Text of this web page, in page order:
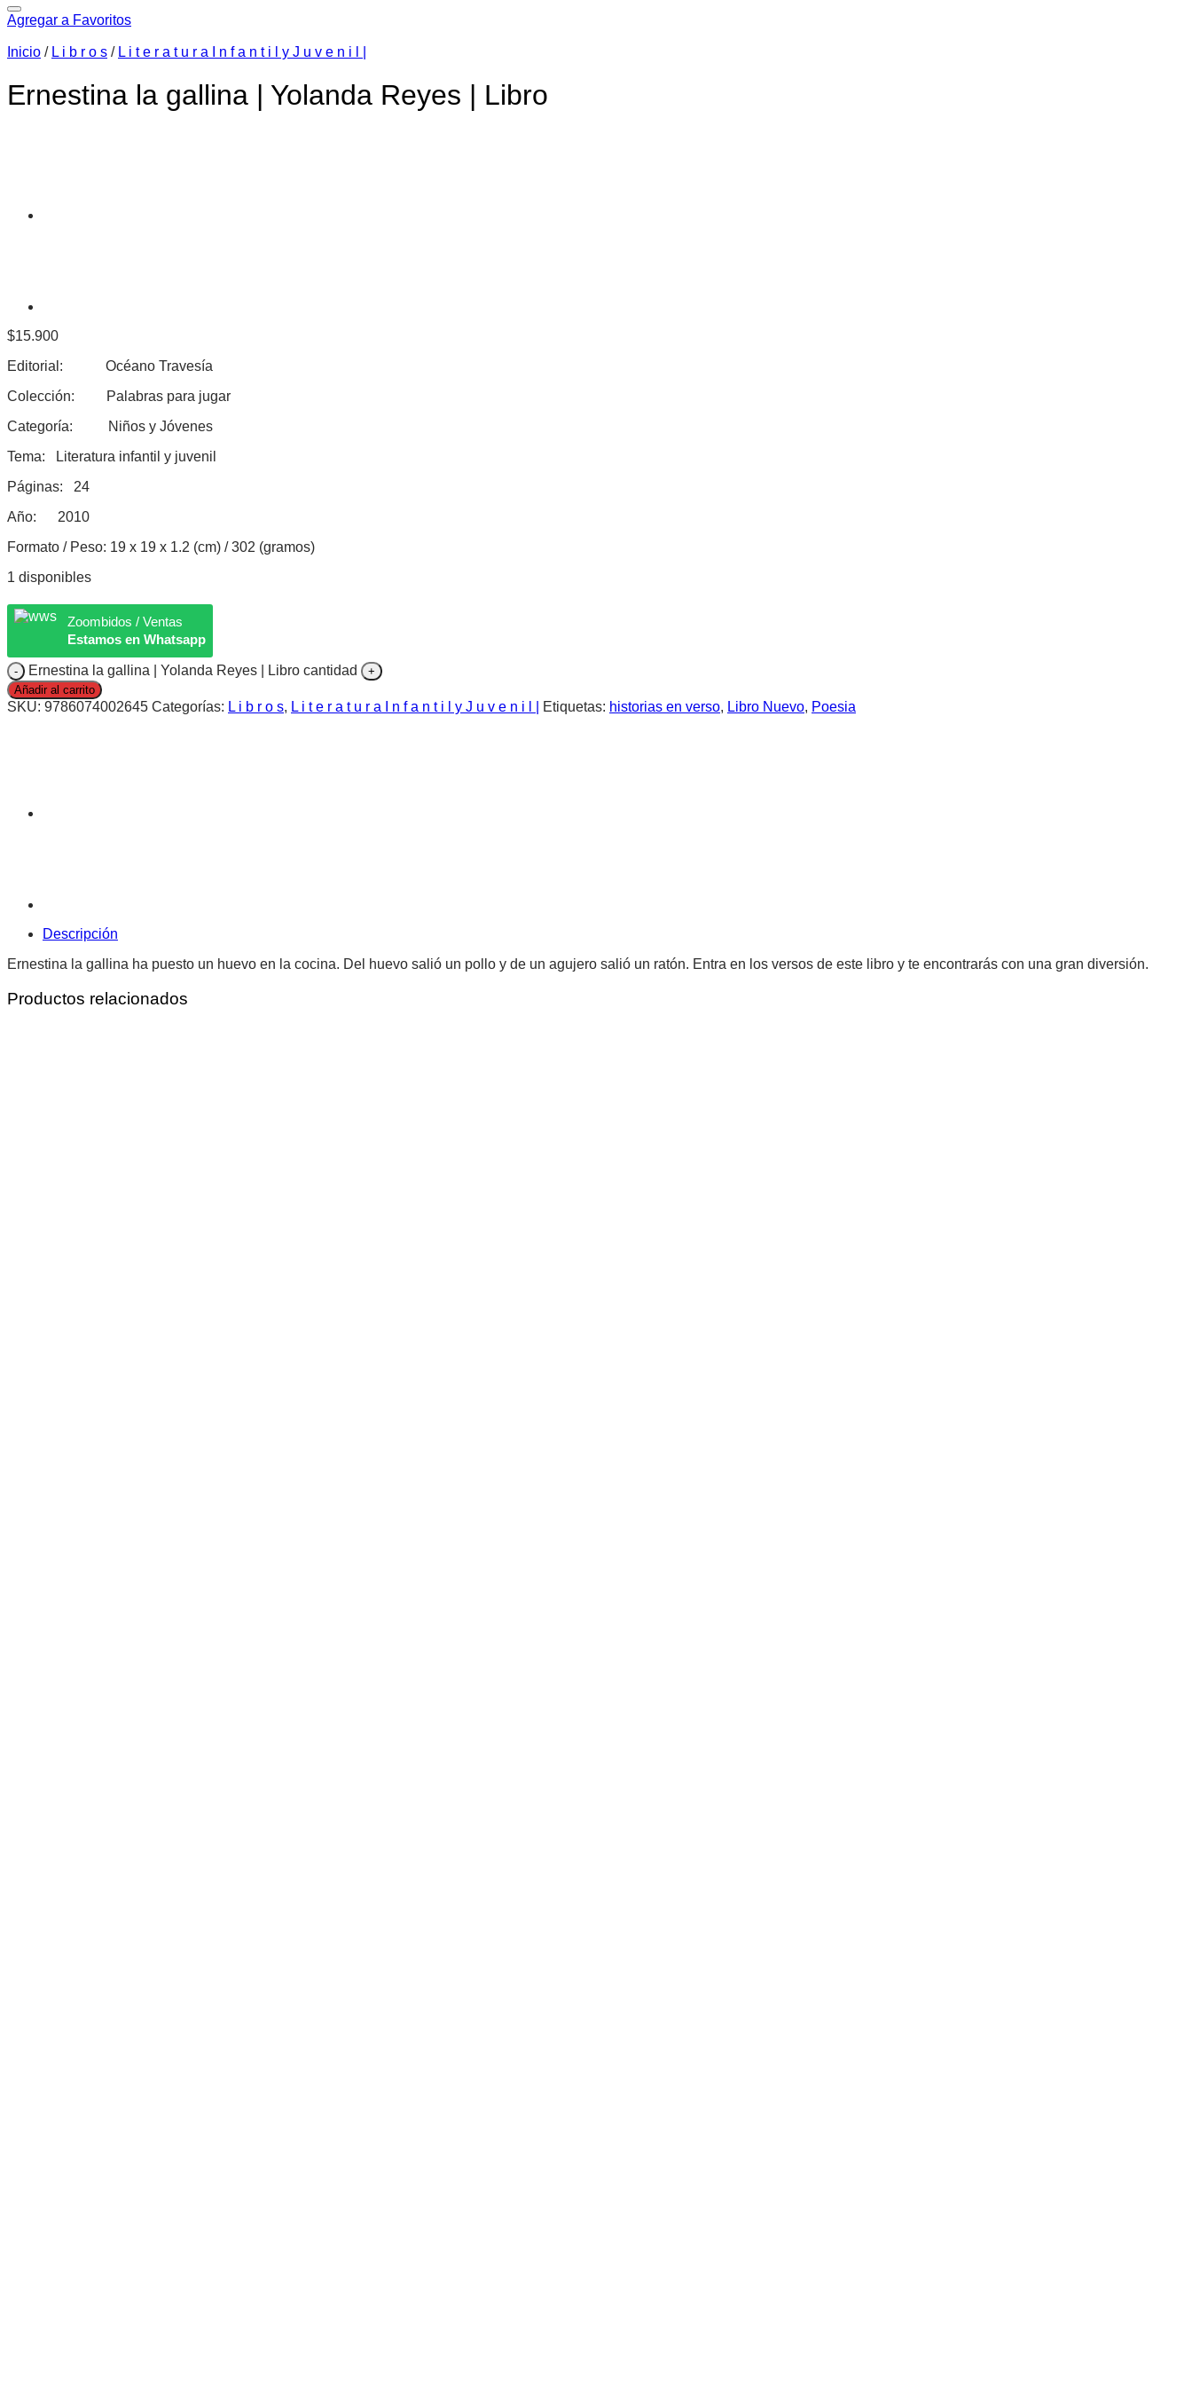
Agregar a Favoritos
Inicio / L i b r o s / L i t e r a t u r a I n f a n t i l y J u v e n i l |
Ernestina la gallina | Yolanda Reyes | Libro
$15.900
Editorial: Océano Travesía
Colección: Palabras para jugar
Categoría: Niños y Jóvenes
Tema: Literatura infantil y juvenil
Páginas: 24
Año: 2010
Formato / Peso: 19 x 19 x 1.2 (cm) / 302 (gramos)
1 disponibles
Zoombidos / Ventas
Estamos en Whatsapp
Ernestina la gallina | Yolanda Reyes | Libro cantidad
Añadir al carrito
SKU: 9786074002645 Categorías: L i b r o s, L i t e r a t u r a I n f a n t i l y J u v e n i l | Etiquetas: historias en verso, Libro Nuevo, Poesia
Descripción
Ernestina la gallina ha puesto un huevo en la cocina. Del huevo salió un pollo y de un agujero salió un ratón. Entra en los versos de este libro y te encontrarás con una gran diversión.
Productos relacionados